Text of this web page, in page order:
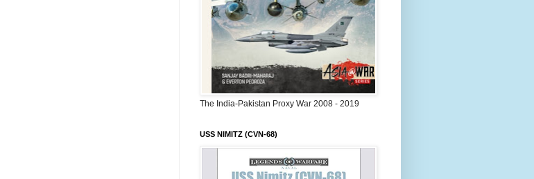
The India-Pakistan Proxy War 2008 - 2019
USS NIMITZ (CVN-68)